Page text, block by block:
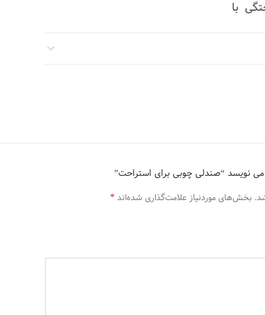
با
صنعت
متون
برای
نیاز
می
طراحان
است و
نویسد “صندلی چوبی برای استراحت”
بخش‌های موردنیاز علامت‌گذاری شده‌اند *